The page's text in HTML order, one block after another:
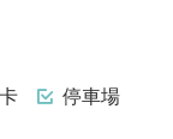
停車場